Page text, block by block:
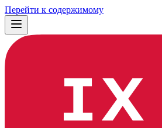
Перейти к содержимому